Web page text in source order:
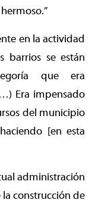
en la actividad
barrios se están
que era
Era impensado
del municipio
[en esta
administración
construcción de